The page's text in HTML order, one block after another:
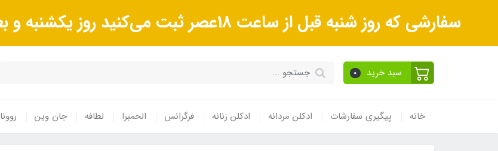
سفارشی که روز شنبه قبل از ساعت 18عصر ثبت می‌کنید روز یکشنبه و بعداز آن روز دوشنبه ارسال می‌شوند.
سبد خرید 0
خانه پیگیری سفارشات ادکلن مردانه ادکلن زنانه فرگرانس الحمبرا لطافه جان وین روونا